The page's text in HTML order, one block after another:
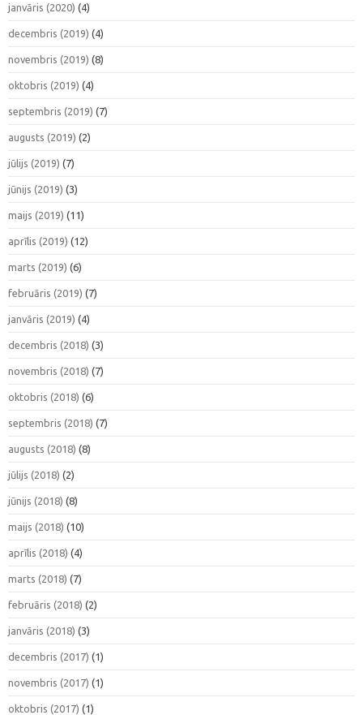
janvāris (2020) (4)
decembris (2019) (4)
novembris (2019) (8)
oktobris (2019) (4)
septembris (2019) (7)
augusts (2019) (2)
jūlijs (2019) (7)
jūnijs (2019) (3)
maijs (2019) (11)
aprīlis (2019) (12)
marts (2019) (6)
februāris (2019) (7)
janvāris (2019) (4)
decembris (2018) (3)
novembris (2018) (7)
oktobris (2018) (6)
septembris (2018) (7)
augusts (2018) (8)
jūlijs (2018) (2)
jūnijs (2018) (8)
maijs (2018) (10)
aprīlis (2018) (4)
marts (2018) (7)
februāris (2018) (2)
janvāris (2018) (3)
decembris (2017) (1)
novembris (2017) (1)
oktobris (2017) (1)